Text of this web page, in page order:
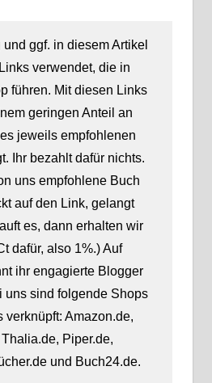
ggf. in diesem Artikel
verwendet, die in
führen. Mit diesen Links
geringen Anteil an
jeweils empfohlenen
Ihr bezahlt dafür nichts.
uns empfohlene Buch
auf den Link, gelangt
es, dann erhalten wir
dafür, also 1%.) Auf
ihr engagierte Blogger
uns sind folgende Shops
verknüpft: Amazon.de,
Piper.de,
und Buch24.de.